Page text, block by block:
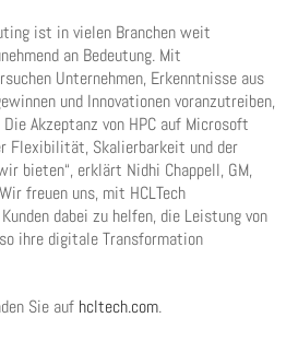
ist in vielen Branchen weit
an Bedeutung. Mit
Unternehmen, Erkenntnisse aus
und Innovationen voranzutreiben,
Akzeptanz von HPC auf Microsoft
Flexibilität, Skalierbarkeit und der
bieten“, erklärt Nidhi Chappell, GM,
freuen uns, mit HCLTech
dabei zu helfen, die Leistung von
ihre digitale Transformation
Sie auf hcltech.com.